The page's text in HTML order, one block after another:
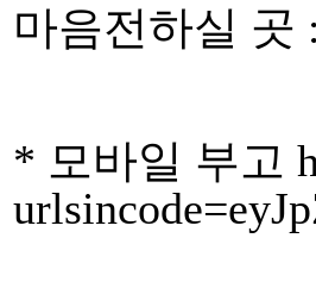
마음전하실 곳
* 모바일 부고